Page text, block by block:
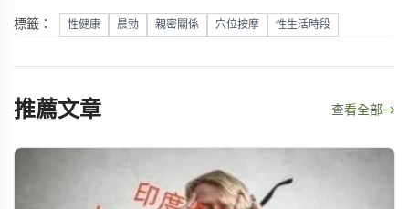
標籤： 性健康 晨勃 親密關係 穴位按摩 性生活時段
推薦文章 查看全部→